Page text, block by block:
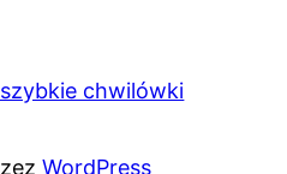
chwilówki
WordPress